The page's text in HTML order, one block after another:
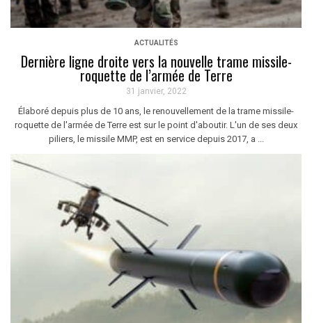
ACTUALITÉS
Dernière ligne droite vers la nouvelle trame missile-
roquette de l’armée de Terre
31 janvier, 2022
Élaboré depuis plus de 10 ans, le renouvellement de la trame missile-
roquette de l'armée de Terre est sur le point d'aboutir. L'un de ses deux
piliers, le missile MMP, est en service depuis 2017, a ...